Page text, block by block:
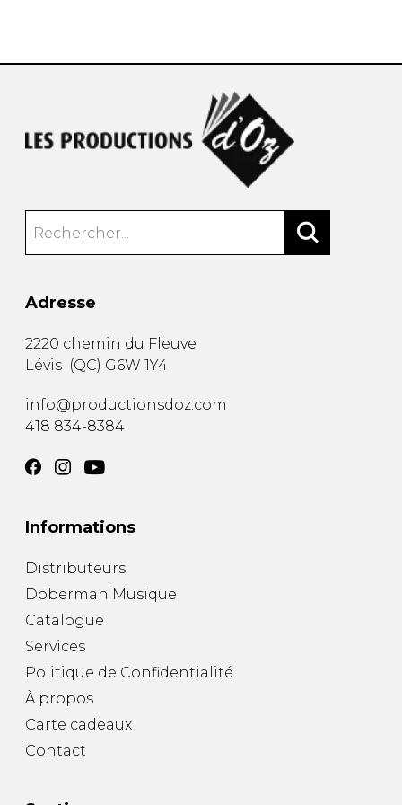
Adresse
2220 chemin du Fleuve
Lévis (QC) G6W 1Y4
info@productionsdoz.com
418 834-8384
Informations
Distributeurs
Doberman Musique
Catalogue
Services
Politique de Confidentialité
À propos
Carte cadeaux
Contact